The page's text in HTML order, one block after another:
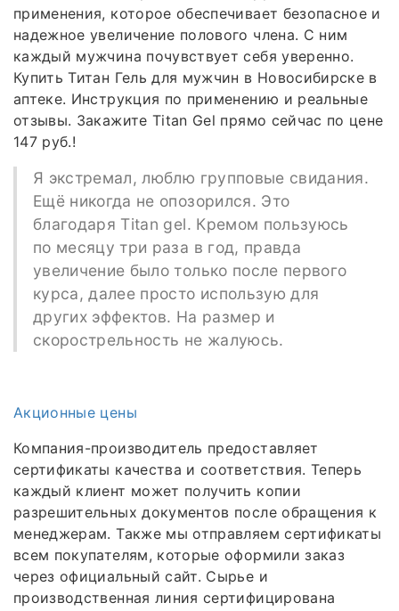
применения, которое обеспечивает безопасное и
надежное увеличение полового члена. С ним
каждый мужчина почувствует себя уверенно.
Купить Титан Гель для мужчин в Новосибирске в
аптеке. Инструкция по применению и реальные
отзывы. Закажите Titan Gel прямо сейчас по цене
147 руб.!
Я экстремал, люблю групповые свидания.
Ещё никогда не опозорился. Это
благодаря Titan gel. Кремом пользуюсь
по месяцу три раза в год, правда
увеличение было только после первого
курса, далее просто использую для
других эффектов. На размер и
скорострельность не жалуюсь.
Акционные цены
Компания-производитель предоставляет
сертификаты качества и соответствия. Теперь
каждый клиент может получить копии
разрешительных документов после обращения к
менеджерам. Также мы отправляем сертификаты
всем покупателям, которые оформили заказ
через официальный сайт. Сырье и
производственная линия сертифицирована